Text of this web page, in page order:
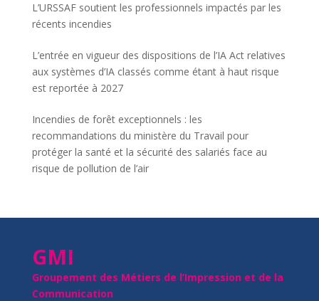
L’URSSAF soutient les professionnels impactés par les
récents incendies
L’entrée en vigueur des dispositions de l’IA Act relatives
aux systèmes d’IA classés comme étant à haut risque
est reportée à 2027
Incendies de forêt exceptionnels : les
recommandations du ministère du Travail pour
protéger la santé et la sécurité des salariés face au
risque de pollution de l’air
GMI
Groupement des Métiers de l’Impression et de la
Communication